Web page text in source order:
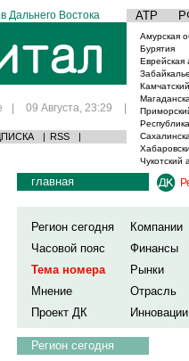
Дальнего Востока АТР
| 09 Августа, 23:29 |
| RSS |
Амурская
Бурятия
Еврейская
Чукотский
главная
Регион сегодня
Компании
Часовой пояс
Финансы
Тема номера
Рынки
Мнение
Отрасль
Проект ДК
Инновации
Регион сегодня